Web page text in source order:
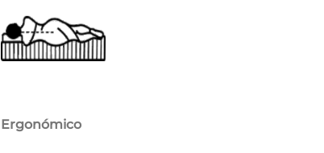
Ergonómico